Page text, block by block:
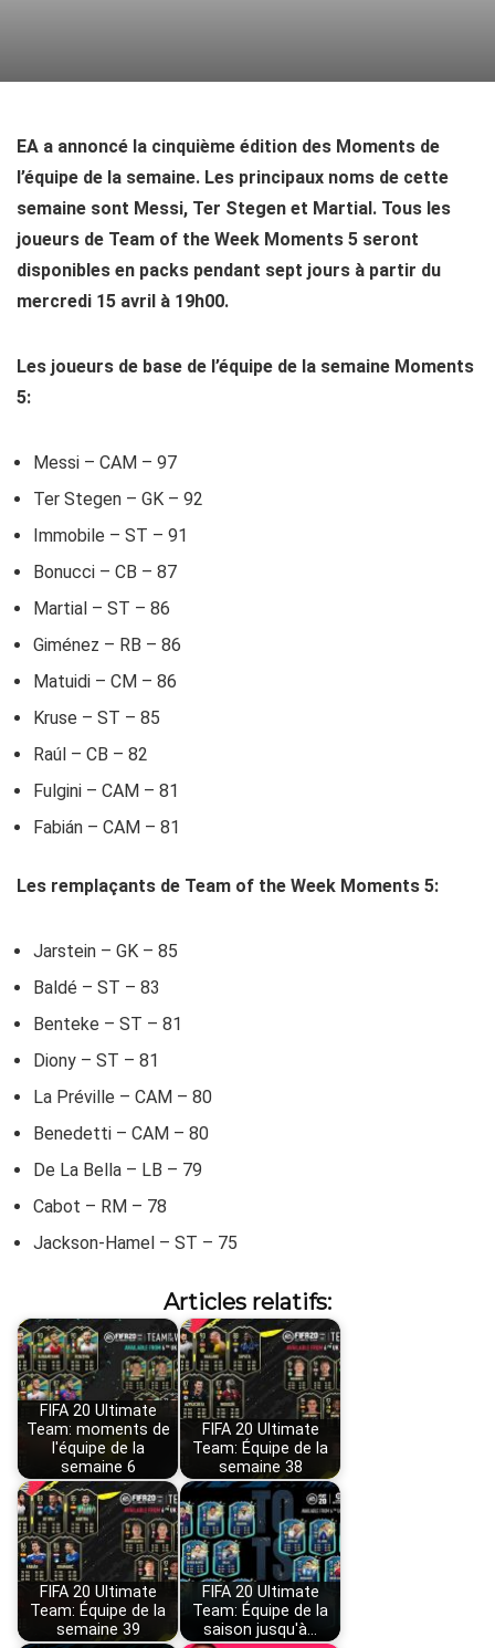
EA a annoncé la cinquième édition des Moments de
l’équipe de la semaine. Les principaux noms de cette
semaine sont Messi, Ter Stegen et Martial. Tous les
joueurs de Team of the Week Moments 5 seront
disponibles en packs pendant sept jours à partir du
mercredi 15 avril à 19h00.
Les joueurs de base de l’équipe de la semaine Moments
5:
Messi – CAM – 97
Ter Stegen – GK – 92
Immobile – ST – 91
Bonucci – CB – 87
Martial – ST – 86
Giménez – RB – 86
Matuidi – CM – 86
Kruse – ST – 85
Raúl – CB – 82
Fulgini – CAM – 81
Fabián – CAM – 81
Les remplaçants de Team of the Week Moments 5:
Jarstein – GK – 85
Baldé – ST – 83
Benteke – ST – 81
Diony – ST – 81
La Préville – CAM – 80
Benedetti – CAM – 80
De La Bella – LB – 79
Cabot – RM – 78
Jackson-Hamel – ST – 75
Articles relatifs:
FIFA 20 Ultimate
Team: moments de
l'équipe de la
semaine 6
FIFA 20 Ultimate
Team: Équipe de la
semaine 38
FIFA 20 Ultimate
Team: Équipe de la
semaine 39
FIFA 20 Ultimate
Team: Équipe de la
saison jusqu'à…